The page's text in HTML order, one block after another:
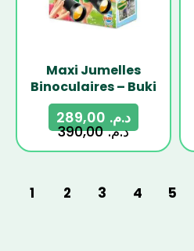
Maxi Jumelles
Binoculaires – Buki
د.م.390,00
د.م.
1 2 3 4 5
→